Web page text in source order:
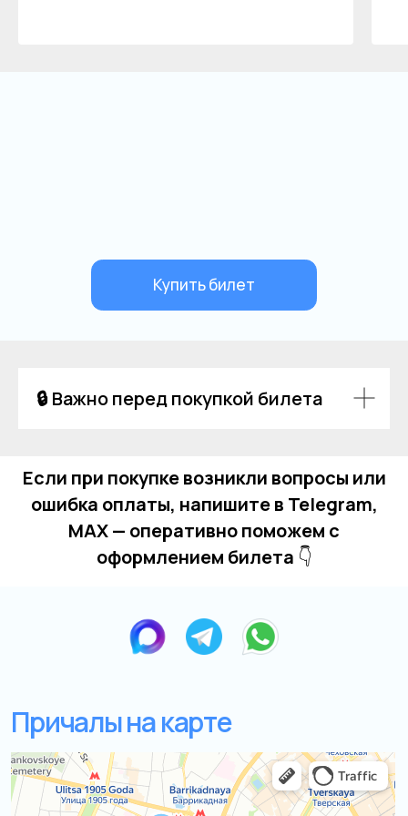
🔒 Важно перед покупкой билета
Если при покупке возникли вопросы или
ошибка оплаты, напишите в Telegram,
MAX — оперативно поможем с
оформлением билета 👇
Остались вопросы?
персональных данных на условиях
и подтверждаю, что
ознакомлен(а) сПолитикой обработки